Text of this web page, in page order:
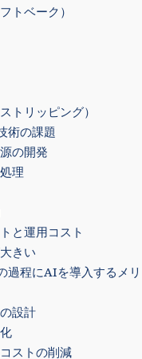
トベーク）
トリッピング）
術の課題
の開発
理
と運用コスト
きい
過程にAIを導入するメ
設計
ストの削減